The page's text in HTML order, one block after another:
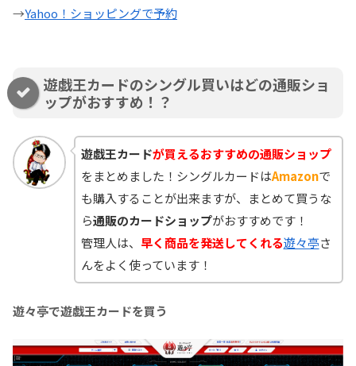
→Yahoo！ショッピングで予約
遊戯王カードのシングル買いはどの通販ショ
ップがおすすめ！？
遊戯王カードが買えるおすすめの通販ショップ
をまとめました！シングルカードはAmazonで
も購入することが出来ますが、まとめて買うな
ら通販のカードショップがおすすめです！
管理人は、 早く商品を発送してくれる遊々亭さ
んをよく使っています！
遊々亭で遊戯王カードを買う